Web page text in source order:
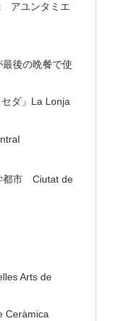
アユンタミエ
後の晩餐で使
ダ」La Lonja
都市 Ciutat de
Arts de
Ceràmica